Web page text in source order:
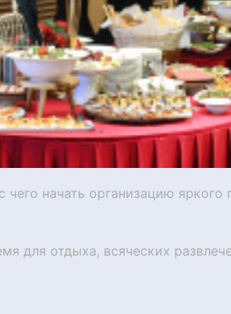
чего начать организацию яркого
для отдыха, всяческих